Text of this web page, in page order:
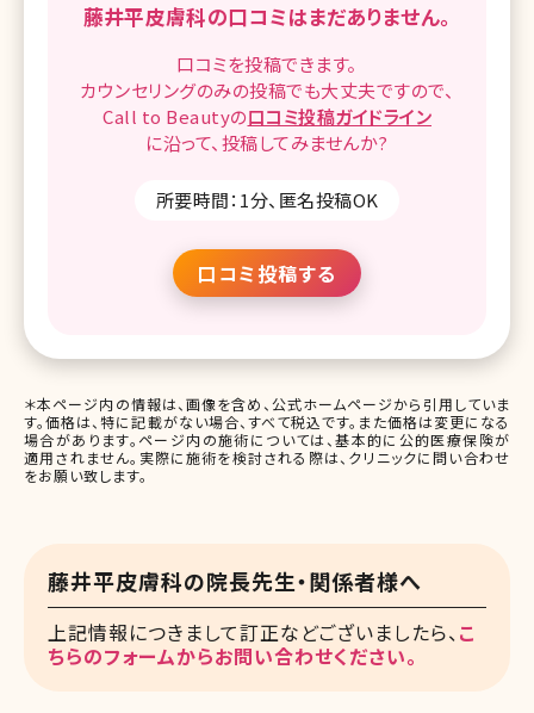
藤井平皮膚科の口コミはまだありません。
口コミを投稿できます。
カウンセリングのみの投稿でも大丈夫ですので、
Call to Beautyの口コミ投稿ガイドライン
に沿って、 投稿してみませんか?
所要時間：1分、匿名投稿OK
口コミ投稿する
＊本ページ内の情報は、画像を含め、公式ホームページから引用していま
す。価格は、特に記載がない場合、すべて税込です。また価格は変更になる
場合があります。ページ内の施術については、基本的に公的医療保険が
適用されません。実際に施術を検討される際は、クリニックに問い合わせ
をお願い致します。
藤井平皮膚科の院長先生・関係者様へ
上記情報につきまして訂正などございましたら、こ
ちらのフォームからお問い合わせください。